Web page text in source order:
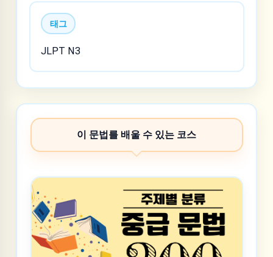
태그
JLPT N3
이 문법를 배울 수 있는 코스